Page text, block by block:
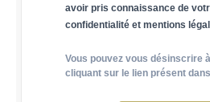
avoir pris connaissance de
confidentialité et mentions
Vous pouvez vous désinscrire
cliquant sur le lien présent